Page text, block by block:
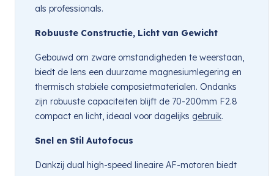
als professionals.
Robuuste Constructie, Licht van Gewicht
Gebouwd om zware omstandigheden te weerstaan,
biedt de lens een duurzame magnesiumlegering en
thermisch stabiele composietmaterialen. Ondanks
zijn robuuste capaciteiten blijft de 70-200mm F2.8
compact en licht, ideaal voor dagelijks gebruik.
Snel en Stil Autofocus
Dankzij dual high-speed lineaire AF-motoren biedt